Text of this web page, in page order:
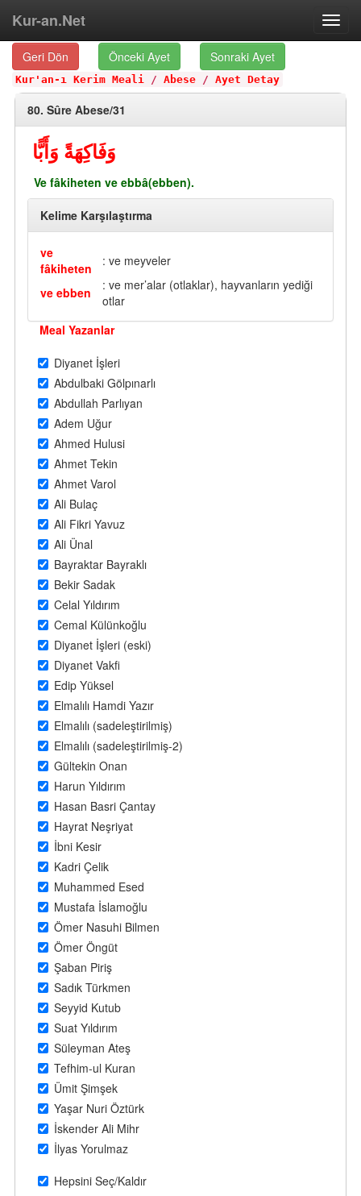
Kur-an.Net
Geri Dön Önceki Ayet Sonraki Ayet
Kur'an-ı Kerim Meali / Abese / Ayet Detay
80. Sûre Abese/31
وَفَاكِهَةً وَأَبًّا
Ve fâkiheten ve ebbâ(ebben).
Kelime Karşılaştırma
ve
fâkiheten
: ve meyveler
ve ebben
: ve mer’alar (otlaklar), hayvanların yediği
otlar
Meal Yazanlar
Diyanet İşleri
Abdulbaki Gölpınarlı
Abdullah Parlıyan
Adem Uğur
Ahmed Hulusi
Ahmet Tekin
Ahmet Varol
Ali Bulaç
Ali Fikri Yavuz
Ali Ünal
Bayraktar Bayraklı
Bekir Sadak
Celal Yıldırım
Cemal Külünkoğlu
Diyanet İşleri (eski)
Diyanet Vakfi
Edip Yüksel
Elmalılı Hamdi Yazır
Elmalılı (sadeleştirilmiş)
Elmalılı (sadeleştirilmiş-2)
Gültekin Onan
Harun Yıldırım
Hasan Basri Çantay
Hayrat Neşriyat
İbni Kesir
Kadri Çelik
Muhammed Esed
Mustafa İslamoğlu
Ömer Nasuhi Bilmen
Ömer Öngüt
Şaban Piriş
Sadık Türkmen
Seyyid Kutub
Suat Yıldırım
Süleyman Ateş
Tefhim-ul Kuran
Ümit Şimşek
Yaşar Nuri Öztürk
İskender Ali Mihr
İlyas Yorulmaz
Hepsini Seç/Kaldır